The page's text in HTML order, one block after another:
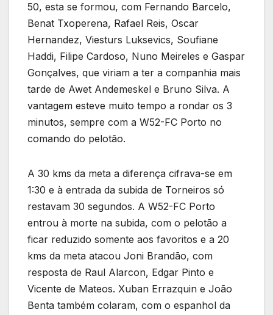
50, esta se formou, com Fernando Barcelo,
Benat Txoperena, Rafael Reis, Oscar
Hernandez, Viesturs Luksevics, Soufiane
Haddi, Filipe Cardoso, Nuno Meireles e Gaspar
Gonçalves, que viriam a ter a companhia mais
tarde de Awet Andemeskel e Bruno Silva. A
vantagem esteve muito tempo a rondar os 3
minutos, sempre com a W52-FC Porto no
comando do pelotão.
A 30 kms da meta a diferença cifrava-se em
1:30 e à entrada da subida de Torneiros só
restavam 30 segundos. A W52-FC Porto
entrou à morte na subida, com o pelotão a
ficar reduzido somente aos favoritos e a 20
kms da meta atacou Joni Brandão, com
resposta de Raul Alarcon, Edgar Pinto e
Vicente de Mateos. Xuban Errazquin e João
Benta também colaram, com o espanhol da